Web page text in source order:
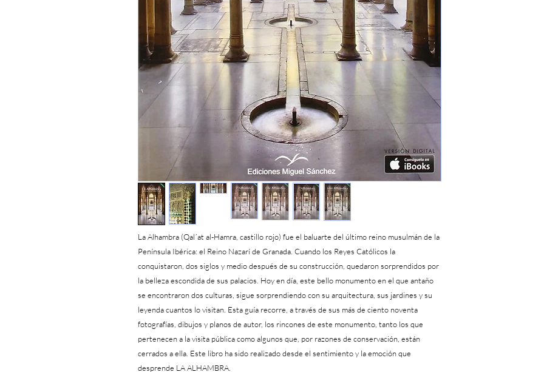
La Alhambra (Qal´at al-Hamra, castillo rojo) fue el baluarte del último reino musulmán de la
Península Ibérica: el Reino Nazarí de Granada. Cuando los Reyes Católicos la
conquistaron, dos siglos y medio después de su construcción, quedaron sorprendidos por
la belleza escondida de sus palacios. Hoy en día, este bello monumento en el que antaño
se encontraron dos culturas, sigue sorprendiendo con su arquitectura, sus jardines y su
leyenda cuantos lo visitan. Esta guía recorre, a través de sus más de ciento noventa
fotografías, dibujos y planos de autor, los rincones de este monumento, tanto los que
pertenecen a la visita pública como algunos que, por razones de conservación, están
cerrados a ella. Este libro ha sido realizado desde el sentimiento y la emoción que
desprende LA ALHAMBRA.